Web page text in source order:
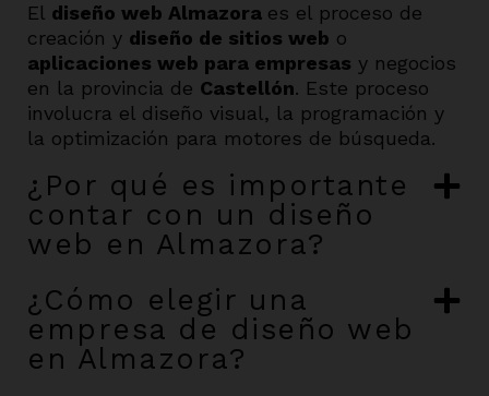
El diseño web Almazora es el proceso de
creación y diseño de sitios web o
aplicaciones web para empresas y negocios
en la provincia de Castellón. Este proceso
involucra el diseño visual, la programación y
la optimización para motores de búsqueda.
¿Por qué es importante
contar con un diseño
web en Almazora?
¿Cómo elegir una
empresa de diseño web
en Almazora?